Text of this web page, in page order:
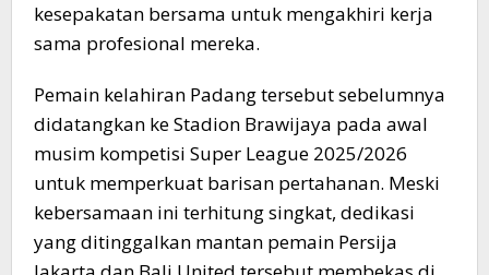
kesepakatan bersama untuk mengakhiri kerja
sama profesional mereka.
​Pemain kelahiran Padang tersebut sebelumnya
didatangkan ke Stadion Brawijaya pada awal
musim kompetisi Super League 2025/2026
untuk memperkuat barisan pertahanan. Meski
kebersamaan ini terhitung singkat, dedikasi
yang ditinggalkan mantan pemain Persija